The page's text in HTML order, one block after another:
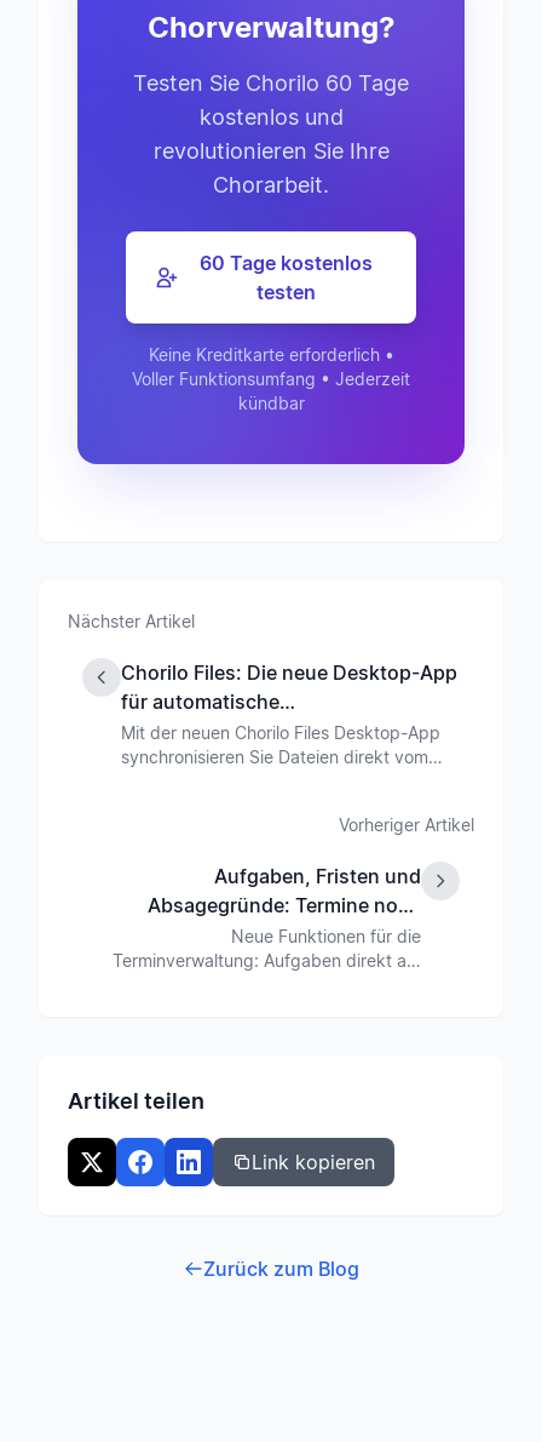
Chorverwaltung?
Testen Sie Chorilo 60 Tage
kostenlos und
revolutionieren Sie Ihre
Chorarbeit.
60 Tage kostenlos
testen
Keine Kreditkarte erforderlich •
Voller Funktionsumfang • Jederzeit
kündbar
Nächster Artikel
Chorilo Files: Die neue Desktop-App
für automatische
Dateisynchronisation
Mit der neuen Chorilo Files Desktop-App
synchronisieren Sie Dateien direkt vom
Vorheriger Artikel
Aufgaben, Fristen und
Absagegründe: Termine noch
besser organisieren
Neue Funktionen für die
Terminverwaltung: Aufgaben direkt am
Artikel teilen
Link kopieren
Zurück zum Blog